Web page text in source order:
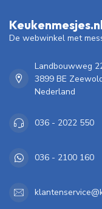
Keukenmesjes.nl
De webwinkel met
Landbouwweg
3899 BE
Nederland
036 - 2022 550
036 - 2100 160